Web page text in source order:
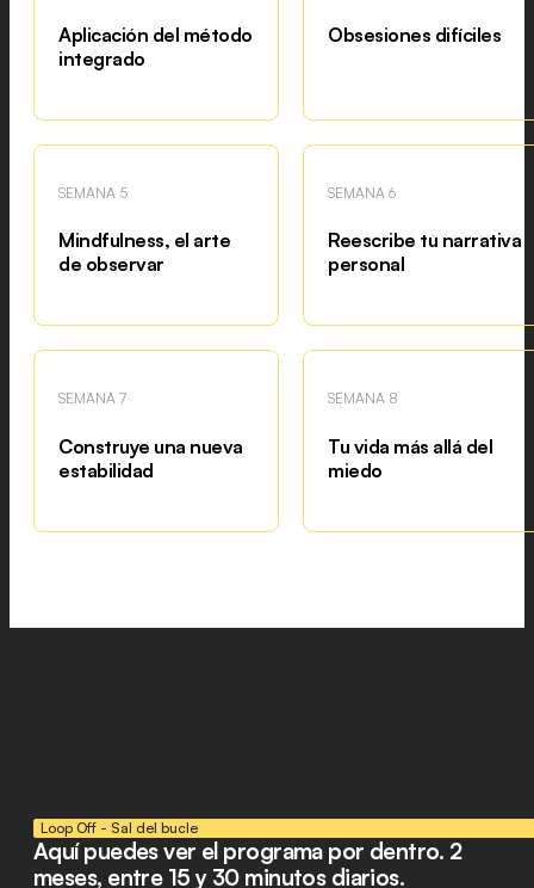
Aplicación del método
integrado
Obsesiones difíciles
SEMANA 5
Mindfulness, el arte
de observar
SEMANA 6
Reescribe tu narrativa
personal
SEMANA 7
Construye una nueva
estabilidad
SEMANA 8
Tu vida más allá del
miedo
Loop Off - Sal del bucle
Aquí puedes ver el programa por dentro. 2
meses, entre 15 y 30 minutos diarios.